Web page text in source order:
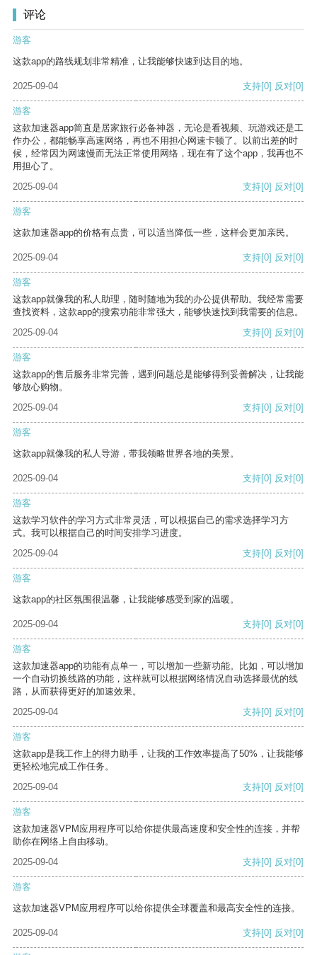
评论
游客
这款app的路线规划非常精准，让我能够快速到达目的地。
2025-09-04 支持[0] 反对[0]
游客
这款加速器app简直是居家旅行必备神器，无论是看视频、玩游戏还是工
作办公，都能畅享高速网络，再也不用担心网速卡顿了。以前出差的时
候，经常因为网速慢而无法正常使用网络，现在有了这个app，我再也不
用担心了。
2025-09-04
支持[0] 反对[0]
游客
这款加速器app的价格有点贵，可以适当降低一些，这样会更加亲民。
2025-09-04 支持[0] 反对[0]
游客
这款app就像我的私人助理，随时随地为我的办公提供帮助。我经常需要
查找资料，这款app的搜索功能非常强大，能够快速找到我需要的信息。
2025-09-04
支持[0] 反对[0]
游客
这款app的售后服务非常完善，遇到问题总是能够得到妥善解决，让我能
够放心购物。
2025-09-04
支持[0] 反对[0]
游客
这款app就像我的私人导游，带我领略世界各地的美景。
2025-09-04 支持[0] 反对[0]
游客
这款学习软件的学习方式非常灵活，可以根据自己的需求选择学习方
式。我可以根据自己的时间安排学习进度。
2025-09-04
支持[0] 反对[0]
游客
这款app的社区氛围很温馨，让我能够感受到家的温暖。
2025-09-04 支持[0] 反对[0]
游客
这款加速器app的功能有点单一，可以增加一些新功能。比如，可以增加
一个自动切换线路的功能，这样就可以根据网络情况自动选择最优的线
路，从而获得更好的加速效果。
2025-09-04
支持[0] 反对[0]
游客
这款app是我工作上的得力助手，让我的工作效率提高了50%，让我能够
更轻松地完成工作任务。
2025-09-04
支持[0] 反对[0]
游客
这款加速器VPM应用程序可以给你提供最高速度和安全性的连接，并帮
助你在网络上自由移动。
2025-09-04
支持[0] 反对[0]
游客
这款加速器VPM应用程序可以给你提供全球覆盖和最高安全性的连接。
2025-09-04 支持[0] 反对[0]